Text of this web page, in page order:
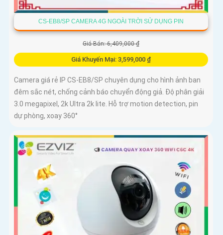
CS-EB8/SP CAMERA 4G NGOÀI TRỜI SỬ DỤNG PIN
Giá Bán: 6,409,000 ₫
Giá Khuyến Mại: 3,599,000 ₫
Camera giá rẻ IP CS-EB8/SP chuyên dụng cho hình ảnh ban
đêm sắc nét, chống cảnh báo chuyển động giả. Độ phân giải
3.0 megapixel, 2k Ultra 2k lite. Hỗ trợ motion detection, pin
dự phòng, xoay 360°